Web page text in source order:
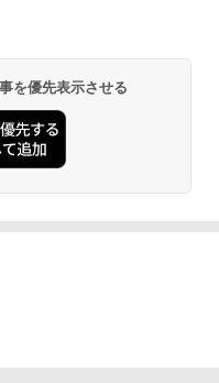
を優先表示させる